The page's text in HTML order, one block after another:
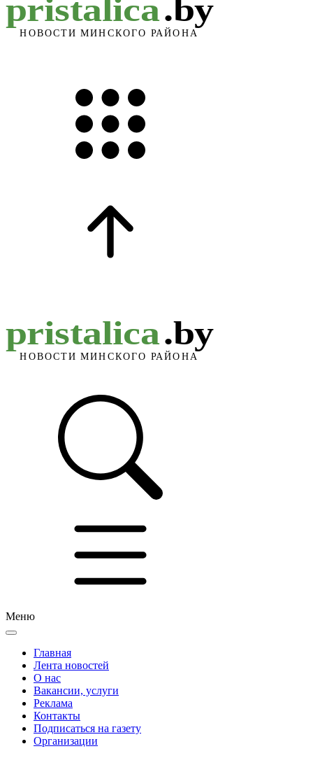
Меню
Главная
Лента новостей
О нас
Вакансии, услуги
Реклама
Контакты
Подписаться на газету
Организации